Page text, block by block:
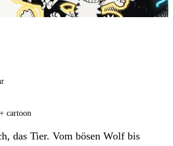
cartoon
das Tier. Vom bösen Wolf bis